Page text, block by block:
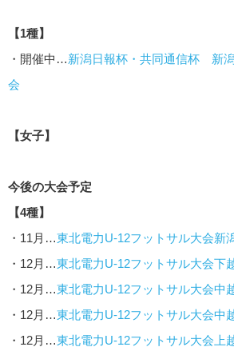
【1種】
・開催中…新潟日報杯・共同通信杯 新
会
【女子】
今後の大会予定
【4種】
・11月…東北電力U-12フットサル大会新
・12月…東北電力U-12フットサル大会下
・12月…東北電力U-12フットサル大会中
・12月…東北電力U-12フットサル大会中
・12月…東北電力U-12フットサル大会上